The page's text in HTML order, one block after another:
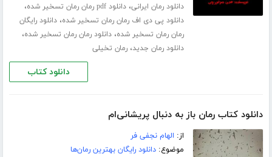
دانلود رمان ایرانی،دانلود pdf رمان رمان تسخیر شده ،
دانلود پی دی اف رمان رمان تسخیر شده،دانلود رایگان
رمان رمان تسخیر شده،دانلود رمان رمان تسخیر شده،
دانلود رمان جدید،رمان تخیلی
دانلود کتاب
دانلود کتاب رمان باز به دنبال پریشانی‌ام
از: الهام نجفی فر
موضوع:دانلود رایگان بهترین رمان‌ها